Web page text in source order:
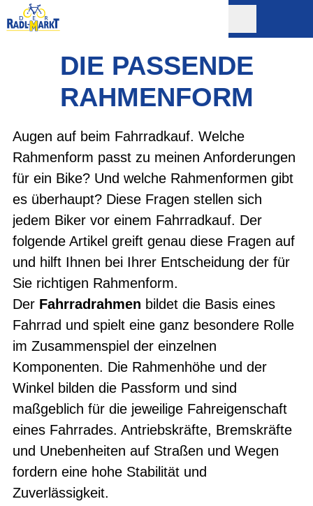
DIE PASSENDE
RAHMENFORM
Augen auf beim Fahrradkauf. Welche
Rahmenform passt zu meinen Anforderungen
für ein Bike? Und welche Rahmenformen gibt
es überhaupt? Diese Fragen stellen sich
jedem Biker vor einem Fahrradkauf. Der
folgende Artikel greift genau diese Fragen auf
und hilft Ihnen bei Ihrer Entscheidung der für
Sie richtigen Rahmenform.
Der Fahrradrahmen bildet die Basis eines
Fahrrad und spielt eine ganz besondere Rolle
im Zusammenspiel der einzelnen
Komponenten. Die Rahmenhöhe und der
Winkel bilden die Passform und sind
maßgeblich für die jeweilige Fahreigenschaft
eines Fahrrades. Antriebskräfte, Bremskräfte
und Unebenheiten auf Straßen und Wegen
fordern eine hohe Stabilität und
Zuverlässigkeit.